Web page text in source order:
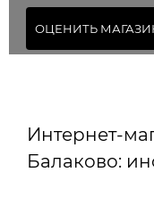
ОЦЕНИТЬ
Интернет-
Балаково: